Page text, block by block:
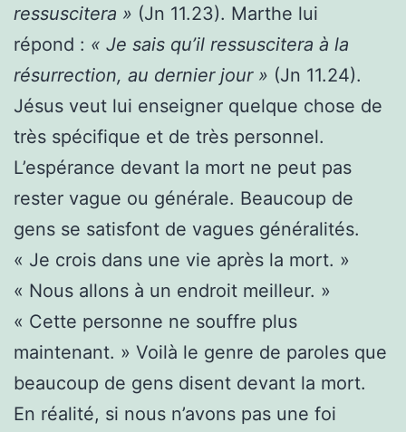
ressuscitera » (Jn 11.23). Marthe lui
répond : « Je sais qu’il ressuscitera à la
résurrection, au dernier jour » (Jn 11.24).
Jésus veut lui enseigner quelque chose de
très spécifique et de très personnel.
L’espérance devant la mort ne peut pas
rester vague ou générale. Beaucoup de
gens se satisfont de vagues généralités.
« Je crois dans une vie après la mort. »
« Nous allons à un endroit meilleur. »
« Cette personne ne souffre plus
maintenant. » Voilà le genre de paroles que
beaucoup de gens disent devant la mort.
En réalité, si nous n’avons pas une foi